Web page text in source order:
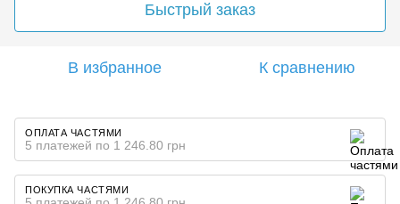
Быстрый заказ
В избранное К сравнению
ОПЛАТА ЧАСТЯМИ
5 платежей по 1 246.80 грн
ПОКУПКА ЧАСТЯМИ